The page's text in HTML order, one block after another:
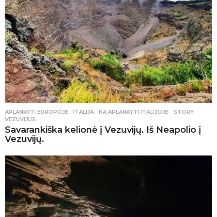
APLANKYTI EUROPOJE ITALIJA ,KĄ APLANKYTI ITALIJOJE ,STORY
VEZUVIJUS
Savarankiška kelionė į Vezuvijų. Iš Neapolio į
Vezuvijų.